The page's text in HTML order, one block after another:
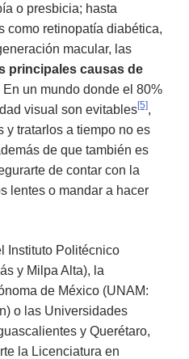
o presbicia; hasta
como retinopatía diabética,
macular, las
principales causas de
En un mundo donde el 80%
visual son evitables[5],
y tratarlos a tiempo no es
de que también es
de contar con la
lentes o mandar a hacer
Instituto Politécnico
y Milpa Alta), la
de México (UNAM:
o las Universidades
y Querétaro,
la Licenciatura en